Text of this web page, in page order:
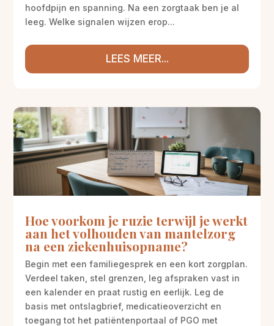
hoofdpijn en spanning. Na een zorgtaak ben je al
leeg. Welke signalen wijzen erop...
LEES MEER...
Hoe voorkom je ruzie terwijl je werkt
aan het volhouden van mantelzorg
na een ziekenhuisopname?
Begin met een familiegesprek en een kort zorgplan.
Verdeel taken, stel grenzen, leg afspraken vast in
een kalender en praat rustig en eerlijk. Leg de
basis met ontslagbrief, medicatieoverzicht en
toegang tot het patiëntenportaal of PGO met